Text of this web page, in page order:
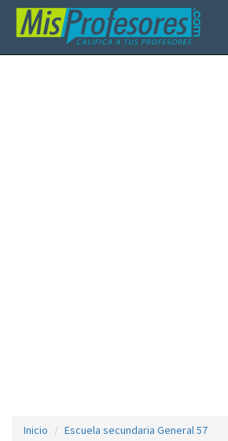
Inicio Escuela secundaria General 57